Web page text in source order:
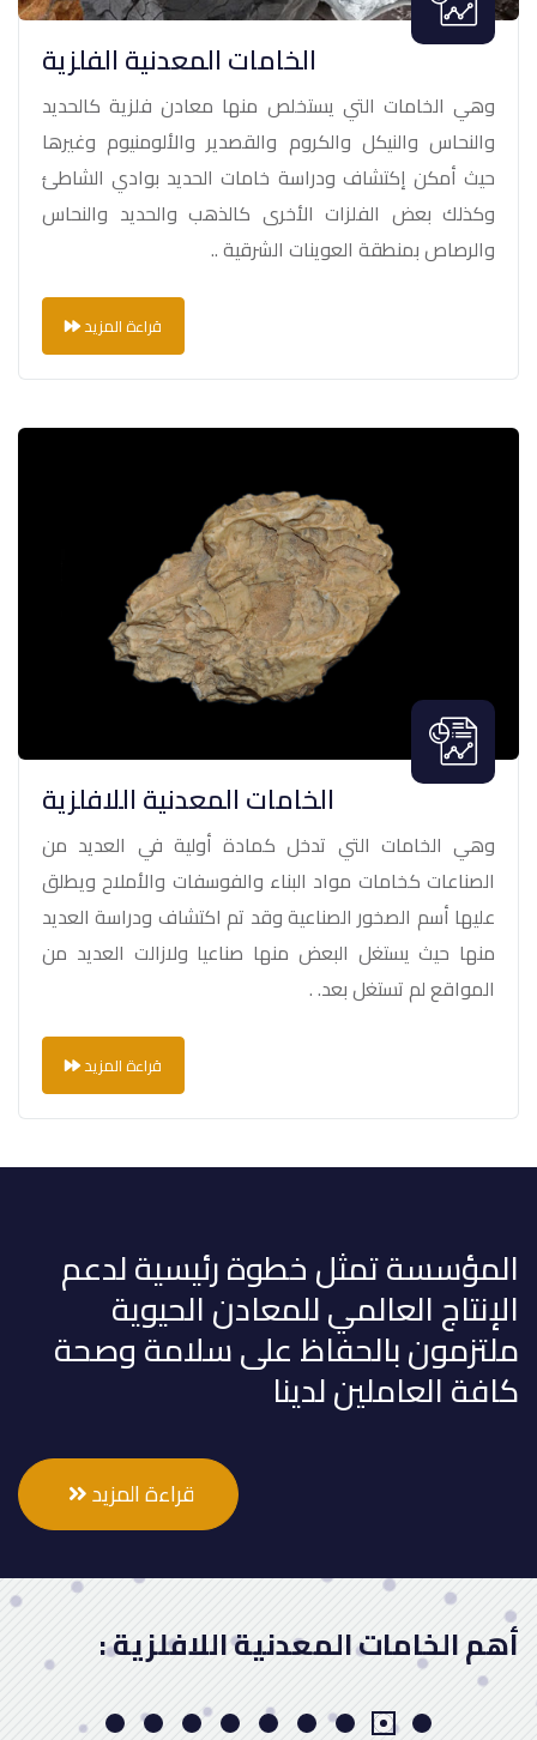
الخامات المعدنية الفلزية
وهي الخامات التي يستخلص منها معادن فلزية كالحديد
والنحاس والنيكل والكروم والقصدير والألومنيوم وغيرها
حيث أمكن إكتشاف ودراسة خامات الحديد بوادي الشاطئ
وكذلك بعض الفلزات الأخرى كالذهب والحديد والنحاس
والرصاص بمنطقة العوينات الشرقية ..
قراءة المزيد
الخامات المعدنية اللافلزية
وهي الخامات التي تدخل كمادة أولية في العديد من
الصناعات كخامات مواد البناء والفوسفات والأملاح ويطلق
عليها أسم الصخور الصناعية وقد تم اكتشاف ودراسة العديد
منها حيث يستغل البعض منها صناعيا ولازالت العديد من
المواقع لم تستغل بعد. .
قراءة المزيد
المؤسسة تمثل خطوة رئيسية لدعم
الإنتاج العالمي للمعادن الحيوية
ملتزمون بالحفاظ على سلامة وصحة
كافة العاملين لدينا
قراءة المزيد
أهم الخامات المعدنية اللافلزية :